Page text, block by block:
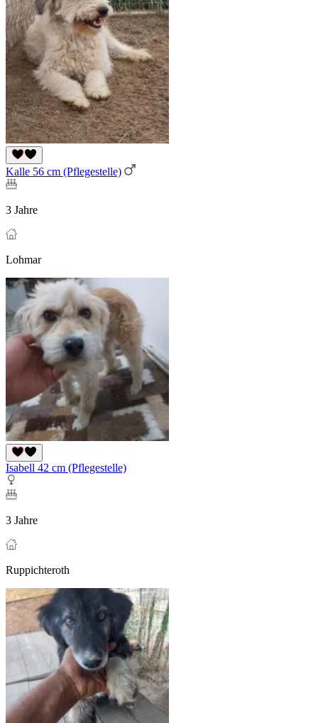
Kalle 56 cm (Pflegestelle)
3 Jahre
Lohmar
Isabell 42 cm (Pflegestelle)
3 Jahre
Ruppichteroth